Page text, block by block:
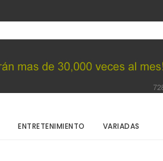
ENTRETENIMIENTO VARIADAS